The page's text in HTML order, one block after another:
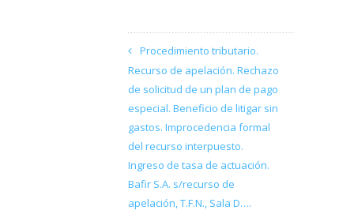
Procedimiento tributario.
Recurso de apelación. Rechazo
de solicitud de un plan de pago
especial. Beneficio de litigar sin
gastos. Improcedencia formal
del recurso interpuesto.
Ingreso de tasa de actuación.
Bafir S.A. s/recurso de
apelación, T.F.N., Sala D….